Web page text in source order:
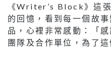
《Writer’s Block》這
的回憶，看到每一個故
品，心裡非常感動：「
團隊及合作單位，為了這